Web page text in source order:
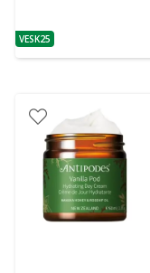
patarimas
VESK25